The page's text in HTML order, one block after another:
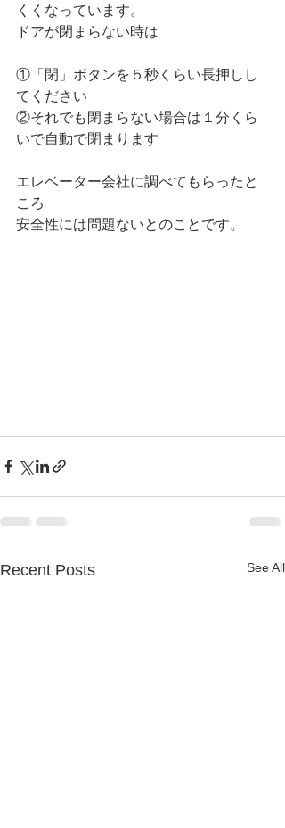
くくなっています。
ドアが閉まらない時は
①「閉」ボタンを５秒くらい長押しし
てください
②それでも閉まらない場合は１分くら
いで自動で閉まります
エレベーター会社に調べてもらったと
ころ
安全性には問題ないとのことです。
Recent Posts See All